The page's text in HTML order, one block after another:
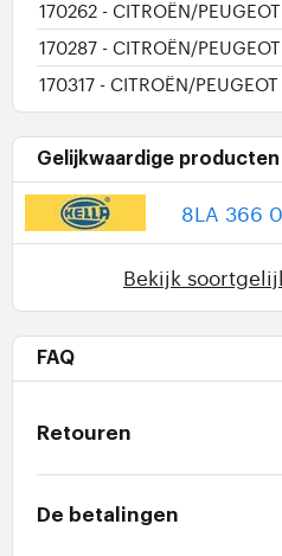
170262 - CITROËN/PEUGEOT
170287 - CITROËN/PEUGEOT
170317 - CITROËN/PEUGEOT
Gelijkwaardige producten
8LA 366
Bekijk
FAQ
Retouren
De betalingen